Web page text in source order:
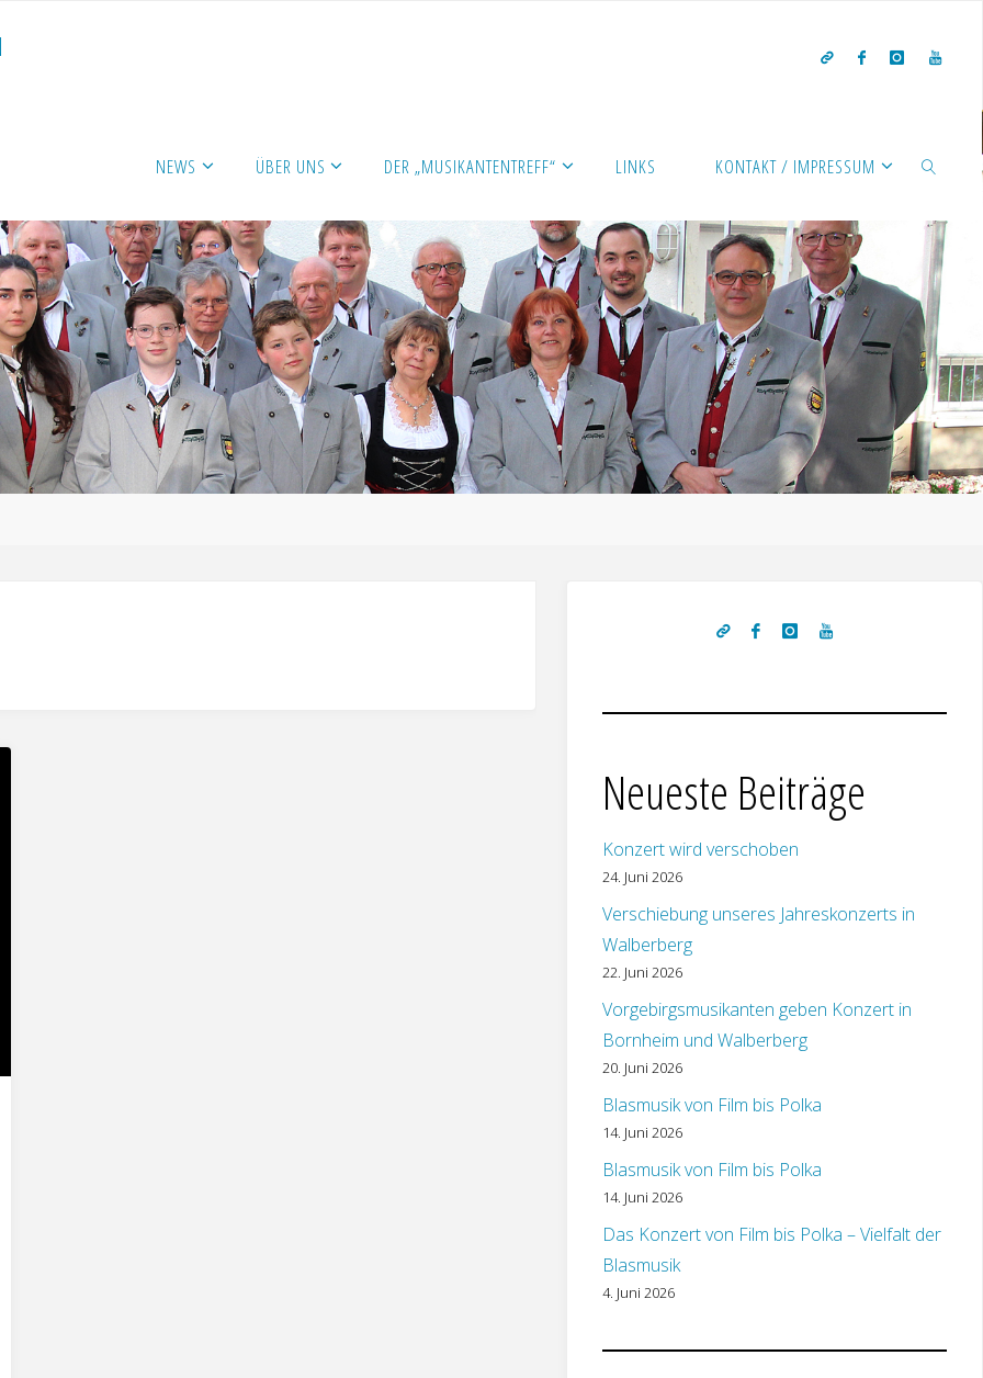
NEWS ÜBER UNS DER „MUSIKANTENTREFF“ LINKS KONTAKT / IMPRESSUM
SEARCH
Neueste Beiträge
Konzert wird verschoben
24. Juni 2026
Verschiebung unseres Jahreskonzerts in
Walberberg
22. Juni 2026
Vorgebirgsmusikanten geben Konzert in
Bornheim und Walberberg
20. Juni 2026
Blasmusik von Film bis Polka
14. Juni 2026
Blasmusik von Film bis Polka
14. Juni 2026
Das Konzert von Film bis Polka – Vielfalt der
Blasmusik
4. Juni 2026